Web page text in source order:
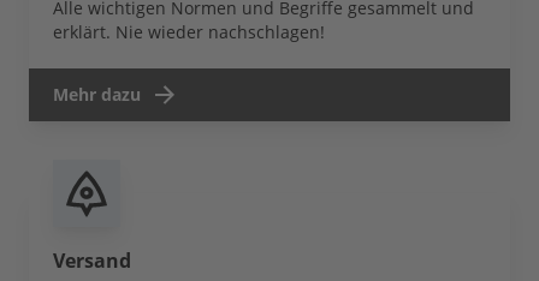
Alle wichtigen Normen und Begriffe gesammelt und
erklärt. Nie wieder nachschlagen!
Mehr dazu
Versand